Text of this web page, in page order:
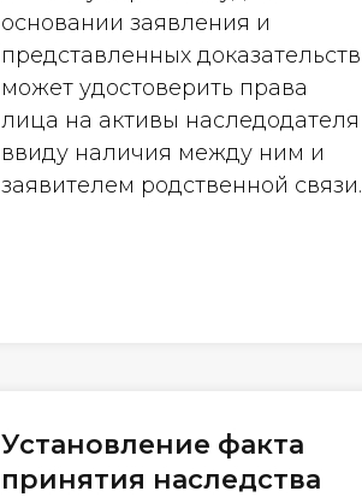
основании заявления и
представленных доказательств
может удостоверить права
лица на активы наследодателя
ввиду наличия между ним и
заявителем родственной связи.
Установление факта
принятия наследства